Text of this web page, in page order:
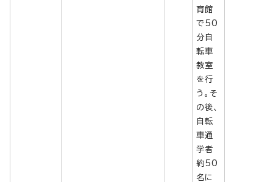
育館
で50
分自
転車
教室
を行
う。そ
の後、
自転
車通
学者
約50
名に